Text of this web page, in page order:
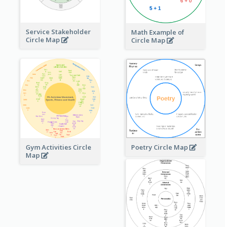
Service Stakeholder
Circle Map
Math Example of
Circle Map
Gym Activities Circle
Map
Poetry Circle Map